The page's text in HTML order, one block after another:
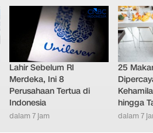
Lahir Sebelum RI
Merdeka, Ini 8
Perusahaan Tertua di
Indonesia
dalam 7 jam
25
hingga
dalam 7